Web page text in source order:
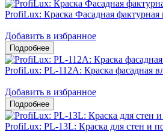
ProfiLux: Краска Фасадная фактурная
Добавить в избранное
ProfiLux: PL-112А: Краска фасадная
Добавить в избранное
ProfiLux: PL-13L: Краска для стен и